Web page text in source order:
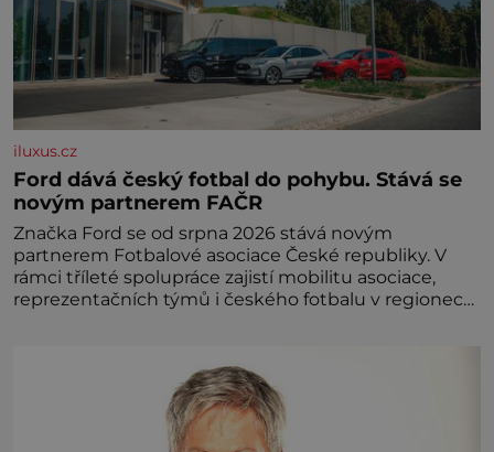
iluxus.cz
Ford dává český fotbal do pohybu. Stává se
novým partnerem FAČR
Značka Ford se od srpna 2026 stává novým
partnerem Fotbalové asociace České republiky. V
rámci tříleté spolupráce zajistí mobilitu asociace,
reprezentačních týmů i českého fotbalu v regionech.